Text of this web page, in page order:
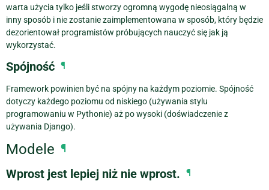
warta użycia tylko jeśli stworzy ogromną wygodę nieosiągalną w
inny sposób i nie zostanie zaimplementowana w sposób, który będzie
dezorientował programistów próbujących nauczyć się jak ją
wykorzystać.
Spójność ¶
Framework powinien być na spójny na każdym poziomie. Spójność
dotyczy każdego poziomu od niskiego (używania stylu
programowaniu w Pythonie) aż po wysoki (doświadczenie z
używania Django).
Modele ¶
Wprost jest lepiej niż nie wprost. ¶